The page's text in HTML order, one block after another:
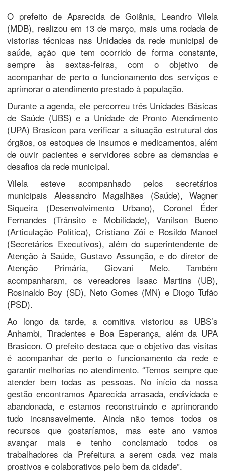
O prefeito de Aparecida de Goiânia, Leandro Vilela
(MDB), realizou em 13 de março, mais uma rodada de
vistorias técnicas nas Unidades da rede municipal de
saúde, ação que tem ocorrido de forma constante,
sempre às sextas-feiras, com o objetivo de
acompanhar de perto o funcionamento dos serviços e
aprimorar o atendimento prestado à população.
Durante a agenda, ele percorreu três Unidades Básicas
de Saúde (UBS) e a Unidade de Pronto Atendimento
(UPA) Brasicon para verificar a situação estrutural dos
órgãos, os estoques de insumos e medicamentos, além
de ouvir pacientes e servidores sobre as demandas e
desafios da rede municipal.
Vilela esteve acompanhado pelos secretários
municipais Alessandro Magalhães (Saúde), Wagner
Siqueira (Desenvolvimento Urbano), Coronel Éder
Fernandes (Trânsito e Mobilidade), Vanilson Bueno
(Articulação Política), Cristiano Zói e Rosildo Manoel
(Secretários Executivos), além do superintendente de
Atenção à Saúde, Gustavo Assunção, e do diretor de
Atenção Primária, Giovani Melo. Também
acompanharam, os vereadores Isaac Martins (UB),
Rosinaldo Boy (SD), Neto Gomes (MN) e Diogo Tufão
(PSD).
Ao longo da tarde, a comitiva vistoriou as UBS’s
Anhambi, Tiradentes e Boa Esperança, além da UPA
Brasicon. O prefeito destaca que o objetivo das visitas
é acompanhar de perto o funcionamento da rede e
garantir melhorias no atendimento. “Temos sempre que
atender bem todas as pessoas. No início da nossa
gestão encontramos Aparecida arrasada, endividada e
abandonada, e estamos reconstruindo e aprimorando
tudo incansavelmente. Ainda não temos todos os
recursos que gostaríamos, mas este ano vamos
avançar mais e tenho conclamado todos os
trabalhadores da Prefeitura a serem cada vez mais
proativos e colaborativos pelo bem da cidade”.